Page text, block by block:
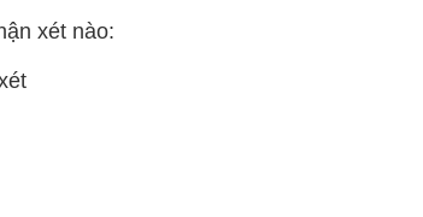
xét nào: